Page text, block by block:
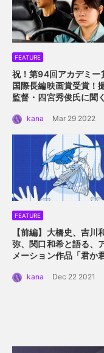
FEATURE
祝！第94回アカデミー
国際長編映画賞受賞！
監督・四宮秀俊氏に聞く
ー」におけるロケーショ
kana Mar 29 2022
FEATURE
【前編】大橋史、吉川
弥、関口和希と語る、
メーション作品「君か
ーデザインと感情移入さ
kana Dec 22 2021